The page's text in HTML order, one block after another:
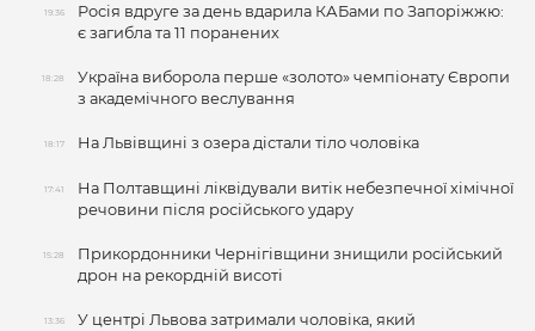
19:36
Росія вдруге за день вдарила КАБами по Запоріжжю:
є загибла та 11 поранених
18:28
Україна виборола перше «золото» чемпіонату Європи
з академічного веслування
18:17 На Львівщині з озера дістали тіло чоловіка
17:41
На Полтавщині ліквідували витік небезпечної хімічної
речовини після російського удару
15:28
Прикордонники Чернігівщини знищили російський
дрон на рекордній висоті
13:36
У центрі Львова затримали чоловіка, який